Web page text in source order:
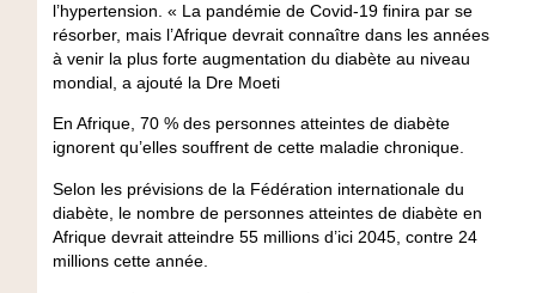
l’hypertension. « La pandémie de Covid-19 finira par se
résorber, mais l’Afrique devrait connaître dans les années
à venir la plus forte augmentation du diabète au niveau
mondial, a ajouté la Dre Moeti
En Afrique, 70 % des personnes atteintes de diabète
ignorent qu’elles souffrent de cette maladie chronique.
Selon les prévisions de la Fédération internationale du
diabète, le nombre de personnes atteintes de diabète en
Afrique devrait atteindre 55 millions d’ici 2045, contre 24
millions cette année.